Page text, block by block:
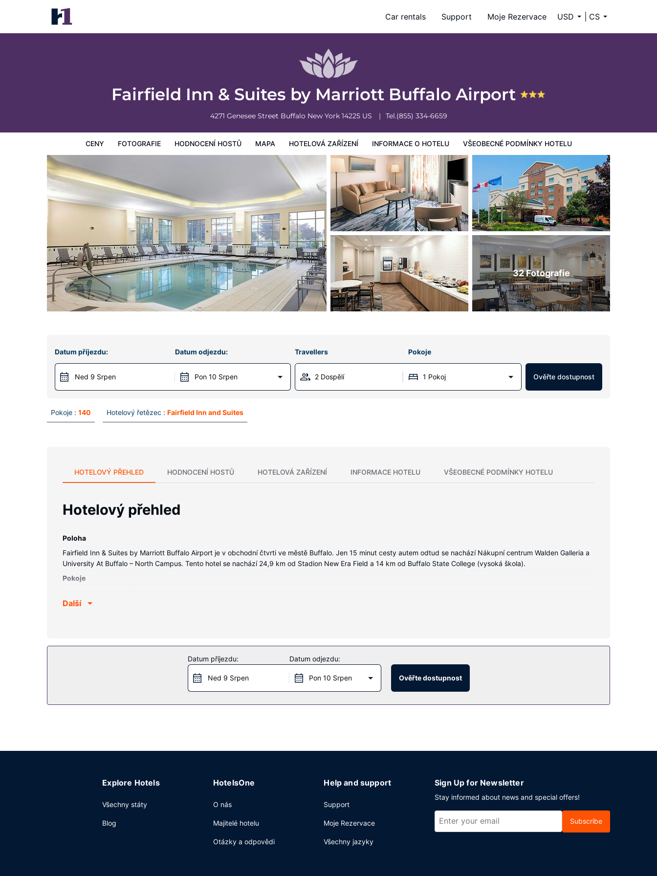
Car rentals Support Moje Rezervace USD CS
Fairfield Inn & Suites by Marriott Buffalo Airport
4271 Genesee Street Buffalo New York 14225 US Tel.(855) 334-6659
CENY FOTOGRAFIE HODNOCENÍ HOSTŮ MAPA HOTELOVÁ ZAŘÍZENÍ INFORMACE O HOTELU VŠEOBECNÉ PODMÍNKY HOTELU
Fairfield Inn & Suites by Marriott Buffalo Airport
Ceny Fotografie Všeobecné podmínky hotelu
32 Fotografie
Datum příjezdu:
Ned 9 Srpen
Datum odjezdu:
Pon 10 Srpen
Travellers Pokoje
2 Dospělí 1 Pokoj Ověřte dostupnost
Pokoje : 140 Hotelový řetězec : Fairfield Inn and Suites
HOTELOVÝ PŘEHLED HODNOCENÍ HOSTŮ HOTELOVÁ ZAŘÍZENÍ INFORMACE HOTELU VŠEOBECNÉ PODMÍNKY HOTELU
Hotelový přehled
Poloha
Fairfield Inn & Suites by Marriott Buffalo Airport je v obchodní čtvrti ve městě Buffalo. Jen 15 minut cesty autem odtud se nachází Nákupní centrum Walden Galleria a
University At Buffalo – North Campus. Tento hotel se nachází 24,9 km od Stadion New Era Field a 14 km od Buffalo State College (vysoká škola).
Pokoje
světem a televize, která nabízí satelitní kanály, dobrou zábavu. Soukromé koupelny nabízí vybavení, jehož součástí jsou vana či sprcha, toaletní potřeby zdarma a
také bezdrátový internet zdarma, rozšířené recepční služby a prodej novin a dárkových předmětů.
Ve všední dny od 6:00 do 9:00 a o víkendu od 7:00 do 10:00 budete zváni na kontinentální snídani zdarma.
Další
Datum příjezdu:
Ned 9 Srpen
Datum odjezdu:
Pon 10 Srpen Ověřte dostupnost
Explore Hotels
Všechny státy
Blog
HotelsOne
O nás
Majitelé hotelu
Otázky a odpovědi
Help and support
Support
Moje Rezervace
Všechny jazyky
Sign Up for Newsletter
Stay informed about news and special offers!
Subscribe